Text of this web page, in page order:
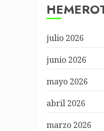
julio 2026
junio 2026
mayo 2026
abril 2026
marzo 2026